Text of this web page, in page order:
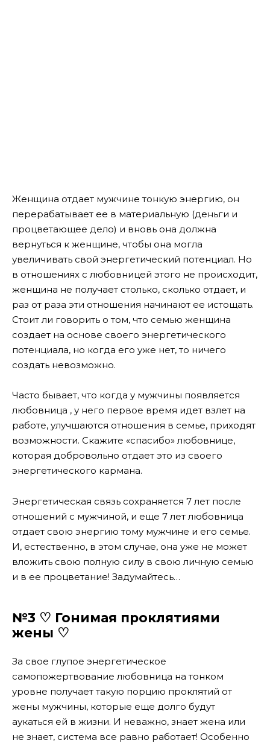
Женщина отдает мужчине тонкую энергию, он
перерабатывает ее в материальную (деньги и
процветающее дело) и вновь она должна
вернуться к женщине, чтобы она могла
увеличивать свой энергетический потенциал. Но
в отношениях с любовницей этого не происходит,
женщина не получает столько, сколько отдает, и
раз от раза эти отношения начинают ее истощать.
Стоит ли говорить о том, что семью женщина
создает на основе своего энергетического
потенциала, но когда его уже нет, то ничего
создать невозможно.
Часто бывает, что когда у мужчины появляется
любовница , у него первое время идет взлет на
работе, улучшаются отношения в семье, приходят
возможности. Скажите «спасибо» любовнице,
которая добровольно отдает это из своего
энергетического кармана.
Энергетическая связь сохраняется 7 лет после
отношений с мужчиной, и еще 7 лет любовница
отдает свою энергию тому мужчине и его семье.
И, естественно, в этом случае, она уже не может
вложить свою полную силу в свою личную семью
и в ее процветание! Задумайтесь…
№3 ♡ Гонимая проклятиями
жены ♡
За свое глупое энергетическое
самопожертвование любовница на тонком
уровне получает такую порцию проклятий от
жены мужчины, которые еще долго будут
аукаться ей в жизни. И неважно, знает жена или
не знает, система все равно работает! Особенно